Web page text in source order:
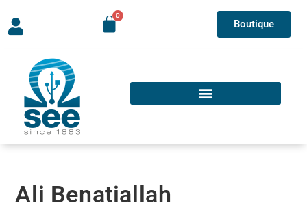
Boutique
Ali Benatiallah